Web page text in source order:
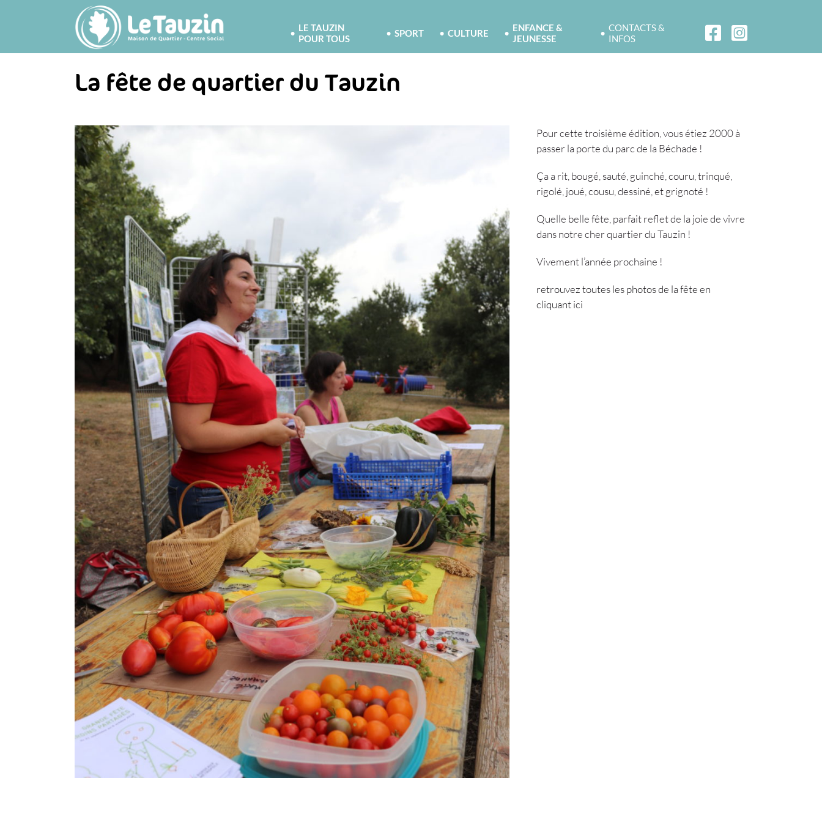
LE TAUZIN
POUR TOUS
SPORT CULTURE
ENFANCE &
JEUNESSE
CONTACTS &
INFOS
La fête de quartier du Tauzin
Pour cette troisième édition, vous étiez 2000 à
passer la porte du parc de la Béchade !
Ça a rit, bougé, sauté, guinché, couru, trinqué,
rigolé, joué, cousu, dessiné, et grignoté !
Quelle belle fête, parfait reflet de la joie de vivre
dans notre cher quartier du Tauzin !
Vivement l’année prochaine !
retrouvez toutes les photos de la fête en
cliquant ici